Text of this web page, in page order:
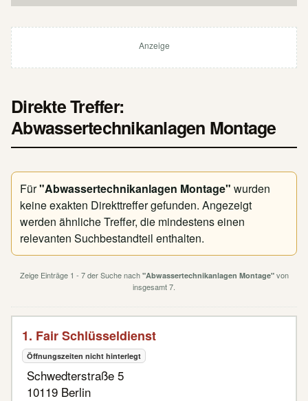
Anzeige
Direkte Treffer:
Abwassertechnikanlagen Montage
Für"Abwassertechnikanlagen Montage" wurden
keine exakten Direkttreffer gefunden. Angezeigt
werden ähnliche Treffer, die mindestens einen
relevanten Suchbestandteil enthalten.
Zeige Einträge 1 - 7 der Suche nach "Abwassertechnikanlagen Montage"von
insgesamt 7.
1. Fair Schlüsseldienst
Öffnungszeiten nicht hinterlegt
Schwedterstraße 5
10119 Berlin